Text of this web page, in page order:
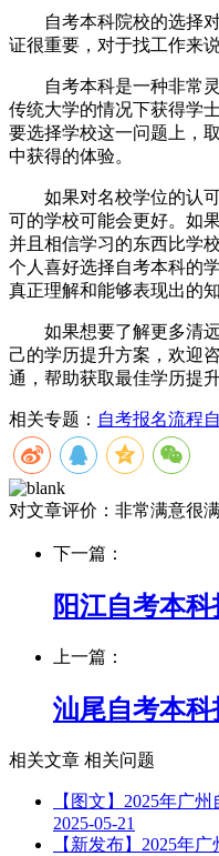
自考本科院校的选择对
证很重要，对于找工作来
自考本科是一种非常灵
传统大学的情况下获得学
要选择学校这一问题上，
中获得的体验。
如果对名校学位的认可
可的学校可能会更好。如
并且相信学习的东西比学
个人喜好选择自考本科的
真正理解和能够表现出的
如果想要了解更多清远
己的学历提升方案，欢迎
通，帮助获取最佳学历提升
相关专题： 自考报名流程
对文章评价： 非常满意很
下一篇：
阳江自考本
上一篇：
汕尾自考本科
相关文章 相关问题
【图文】2025年广
2025-05-21
【新发布】2025年